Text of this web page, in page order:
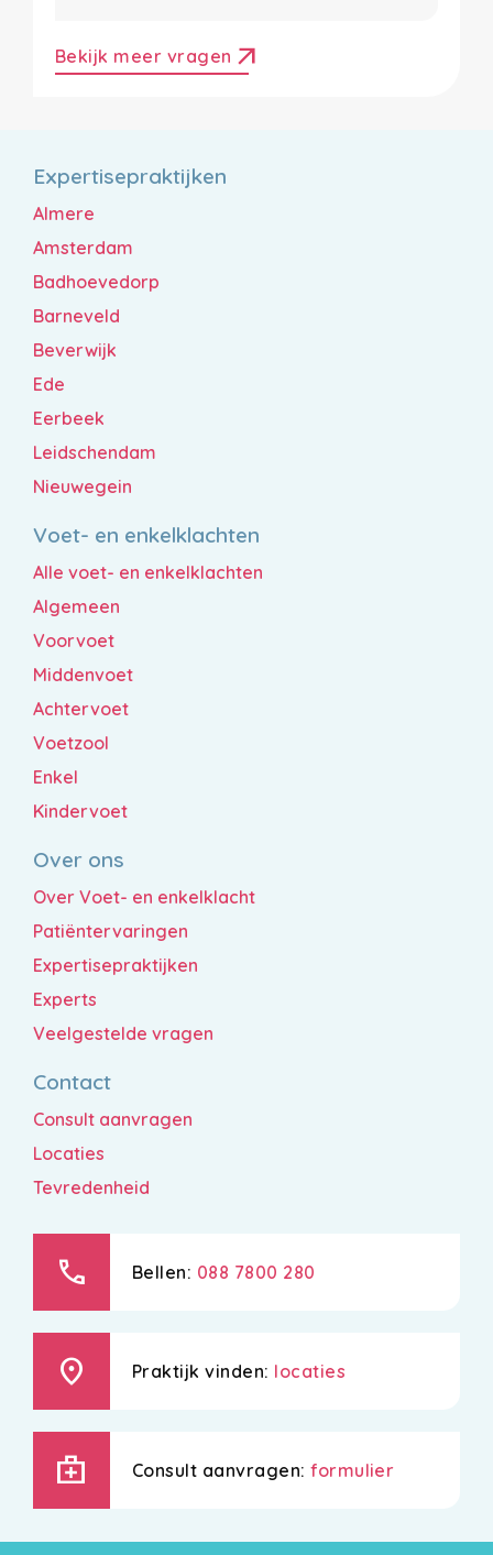
Bekijk meer vragen arrow_outward
Expertisepraktijken
Almere
Amsterdam
Badhoevedorp
Barneveld
Beverwijk
Ede
Eerbeek
Leidschendam
Nieuwegein
Voet- en enkelklachten
Alle voet- en enkelklachten
Algemeen
Voorvoet
Middenvoet
Achtervoet
Voetzool
Enkel
Kindervoet
Over ons
Over Voet- en enkelklacht
Patiëntervaringen
Expertisepraktijken
Experts
Veelgestelde vragen
Contact
Consult aanvragen
Locaties
Tevredenheid
call Bellen: 088 7800 280
location_on Praktijk vinden: locaties
medical_services Consult aanvragen:formulier